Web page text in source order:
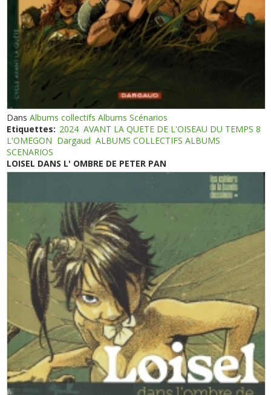
DansAlbums collectifs Albums Scénarios
Etiquettes: 2024 AVANT LA QUETE DE L'OISEAU DU TEMPS 8
L'OMEGON Dargaud ALBUMS COLLECTIFS ALBUMS
SCENARIOS
LOISEL DANS L' OMBRE DE PETER PAN